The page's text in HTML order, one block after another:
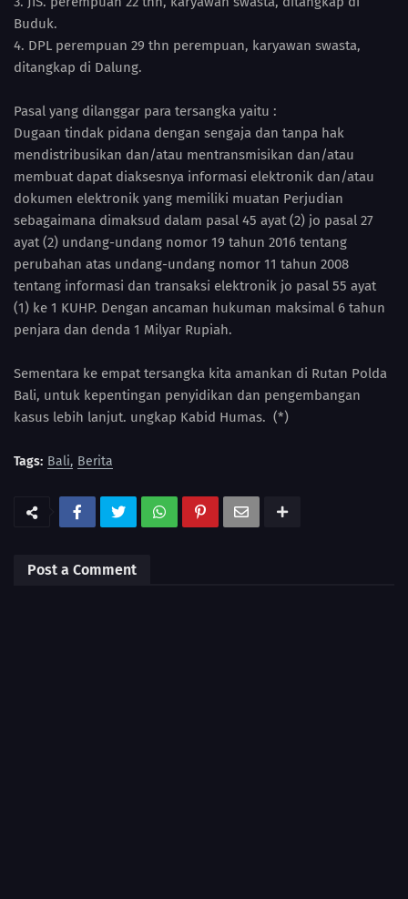
Buduk.
4. DPL perempuan 29 thn perempuan, karyawan swasta,
ditangkap di Dalung.
Pasal yang dilanggar para tersangka yaitu :
Dugaan tindak pidana dengan sengaja dan tanpa hak
mendistribusikan dan/atau mentransmisikan dan/atau
membuat dapat diaksesnya informasi elektronik dan/atau
dokumen elektronik yang memiliki muatan Perjudian
sebagaimana dimaksud dalam pasal 45 ayat (2) jo pasal 27
ayat (2) undang-undang nomor 19 tahun 2016 tentang
perubahan atas undang-undang nomor 11 tahun 2008
tentang informasi dan transaksi elektronik jo pasal 55 ayat
(1) ke 1 KUHP. Dengan ancaman hukuman maksimal 6 tahun
penjara dan denda 1 Milyar Rupiah.
Sementara ke empat tersangka kita amankan di Rutan Polda
Bali, untuk kepentingan penyidikan dan pengembangan
kasus lebih lanjut. ungkap Kabid Humas. (*)
Tags: Bali Berita
Post a Comment